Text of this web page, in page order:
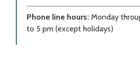
Phone line hours: Monday
to 5 pm (except holidays)